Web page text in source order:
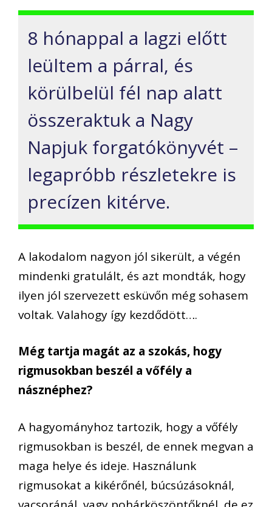
8 hónappal a lagzi előtt
leültem a párral, és
körülbelül fél nap alatt
összeraktuk a Nagy
Napjuk forgatókönyvét –
legapróbb részletekre is
precízen kitérve.
A lakodalom nagyon jól sikerült, a végén
mindenki gratulált, és azt mondták, hogy
ilyen jól szervezett esküvőn még sohasem
voltak. Valahogy így kezdődött….
Még tartja magát az a szokás, hogy
rigmusokban beszél a vőfély a
násznéphez?
A hagyományhoz tartozik, hogy a vőfély
rigmusokban is beszél, de ennek megvan a
maga helye és ideje. Használunk
rigmusokat a kikérőnél, búcsúzásoknál,